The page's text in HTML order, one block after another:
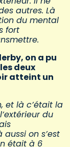
autres. Là
du mental
fort
on a pu
deux
atteint un
et là c’était la
du
on s’est
était à 6